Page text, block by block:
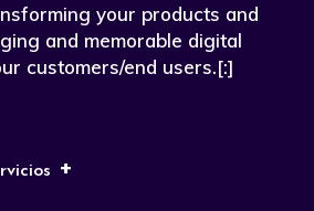
your products and
and memorable digital
customers/end users.[:]
+